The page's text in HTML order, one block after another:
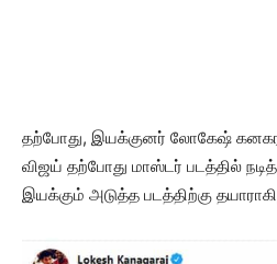
தற்போது, இயக்குனர் லோகேஷ்
விஜய் தற்போது மாஸ்டர் படத்தில்
இயக்கும் அடுத்த படத்திற்கு